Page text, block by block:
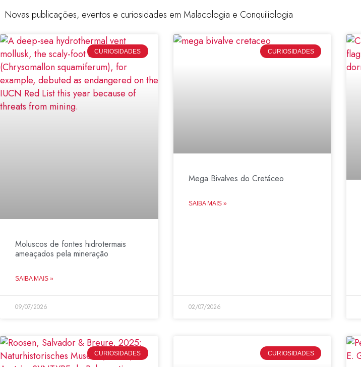
Novas publicações, eventos e curiosidades em Malacologia e Conquiliologia
CURIOSIDADES
Moluscos de fontes hidrotermais
ameaçados pela mineração
SAIBA MAIS »
09/07/2026
CURIOSIDADES
Mega Bivalves do Cretáceo
SAIBA MAIS »
02/07/2026
CURIOSIDADES CURIOSIDADES